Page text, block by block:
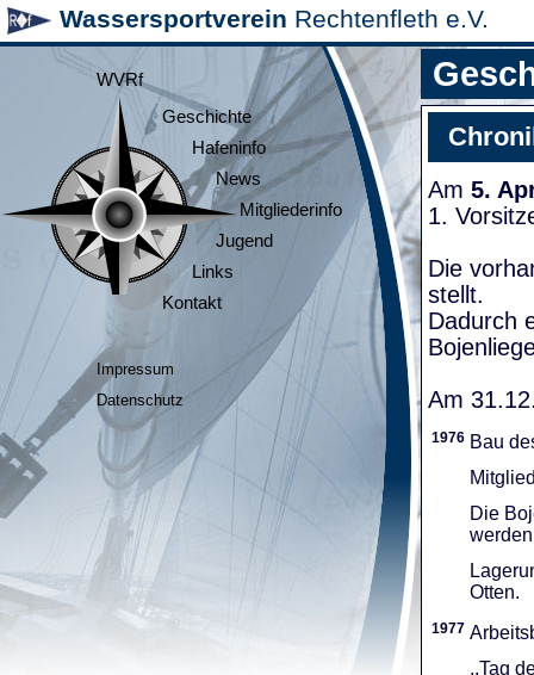
Wassersportverein Rechtenfleth e.V.
WVRf
Geschichte
Hafeninfo
News
Mitgliederinfo
Jugend
Links
Kontakt
Impressum
Datenschutz
Am 5.
1.
Die
stellt.
Dadurch
Am
1976 Bau
Die
Otten.
1977
,,Tag